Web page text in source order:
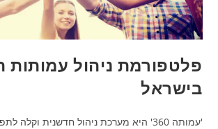
פלטפורמת ניהול
בישראל
'עמותה 360' היא מערכת ניהול חדשנית וקלה